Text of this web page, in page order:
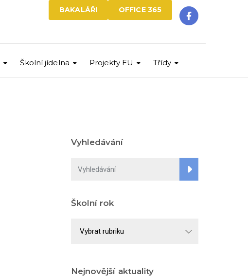
OFFICE 365
BAKALÁŘI
Školní jídelna Projekty EU Třídy
Vyhledávání
Školní rok
Nejnovější aktuality